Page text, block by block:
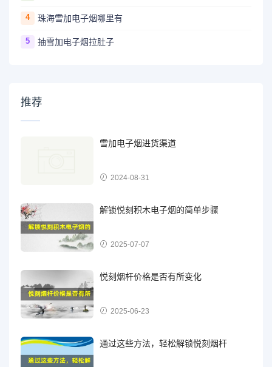
4 珠海雪加电子烟哪里有
5 抽雪加电子烟拉肚子
推荐
雪加电子烟进货渠道
2024-08-31
解锁悦刻积木电子烟的简单步骤
2025-07-07
悦刻烟杆价格是否有所变化
2025-06-23
通过这些方法，轻松解锁悦刻烟杆